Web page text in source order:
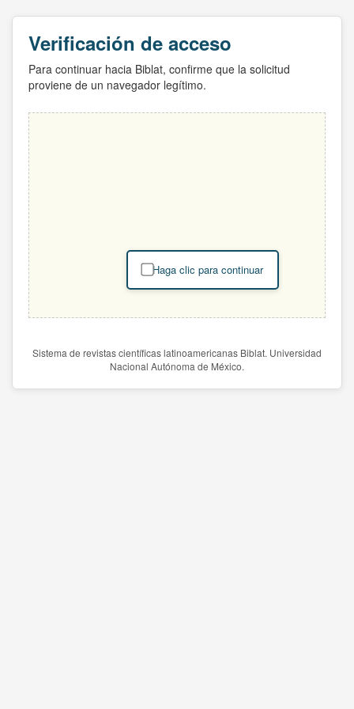
Verificación de acceso
Para continuar hacia Biblat, confirme que la solicitud
proviene de un navegador legítimo.
Haga clic para continuar
Sistema de revistas científicas latinoamericanas Biblat. Universidad
Nacional Autónoma de México.